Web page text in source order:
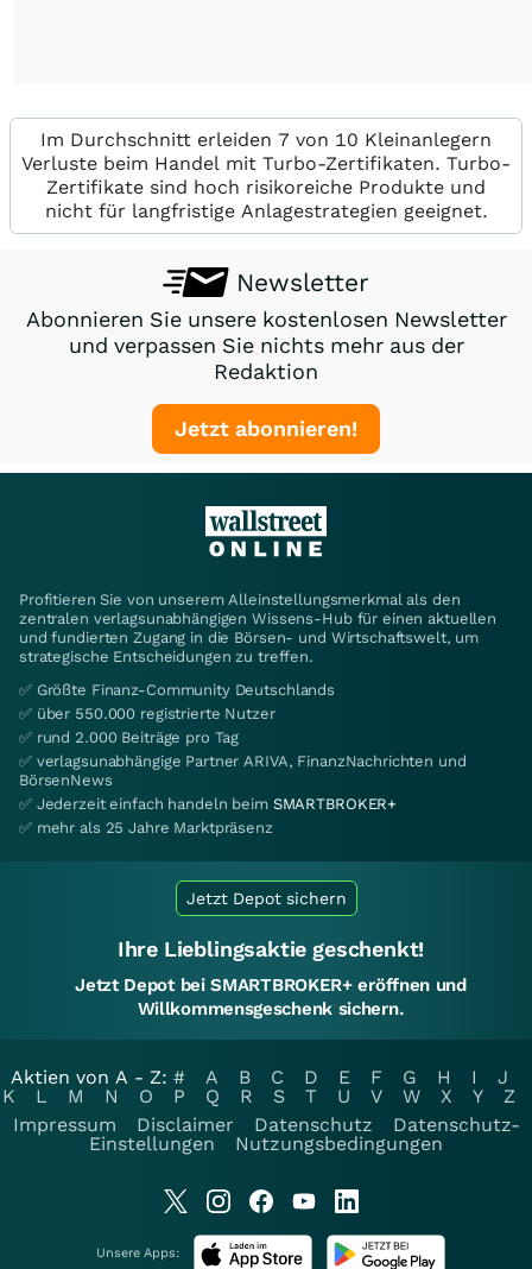
Im Durchschnitt erleiden 7 von 10 Kleinanlegern
Verluste beim Handel mit Turbo-Zertifikaten. Turbo-
Zertifikate sind hoch risikoreiche Produkte und
nicht für langfristige Anlagestrategien geeignet.
Newsletter
Abonnieren Sie unsere kostenlosen Newsletter
und verpassen Sie nichts mehr aus der
Redaktion
Jetzt abonnieren!
Profitieren Sie von unserem Alleinstellungsmerkmal als den
zentralen verlagsunabhängigen Wissens-Hub für einen aktuellen
und fundierten Zugang in die Börsen- und Wirtschaftswelt, um
strategische Entscheidungen zu treffen.
✅ Größte Finanz-Community Deutschlands
✅ über 550.000 registrierte Nutzer
✅ rund 2.000 Beiträge pro Tag
✅ verlagsunabhängige Partner ARIVA, FinanzNachrichten und
BörsenNews
✅ Jederzeit einfach handeln beim SMARTBROKER+
✅ mehr als 25 Jahre Marktpräsenz
Jetzt Depot sichern
Ihre Lieblingsaktie geschenkt!
Jetzt Depot bei SMARTBROKER+ eröffnen und
Willkommensgeschenk sichern.
Aktien von A - Z: # A B C D E F G H I
J
K
L M N O P Q R S T U V W X Y
Z
Impressum
Disclaimer Datenschutz
Datenschutz-
Einstellungen
Nutzungsbedingungen
Unsere Apps: